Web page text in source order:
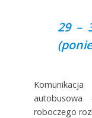
29 –
autobusowa
roboczego